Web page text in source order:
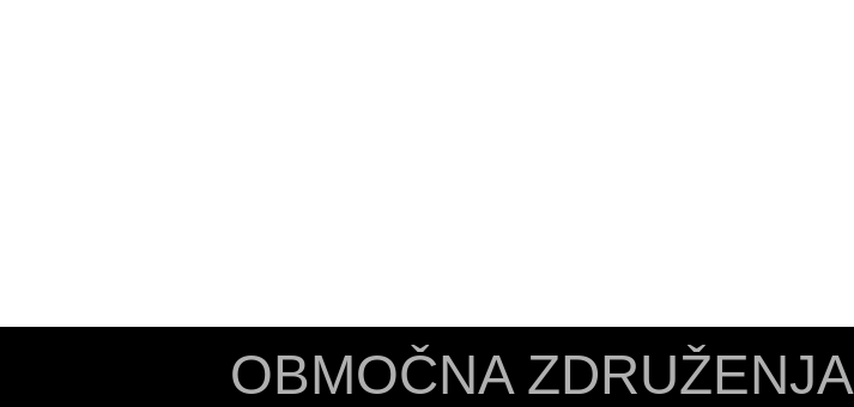
OBMOČNA ZDRUŽENJA